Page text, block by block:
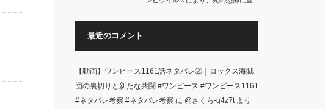
最近のコメント
【動画】ワンピース1161話ネタバレ②｜ロックス海賊
団の裏切りと新たな共闘 #ワンピース #ワンピース1161
#ネタバレ考察 #ネタバレ考察 に @さくら-g4z7tより